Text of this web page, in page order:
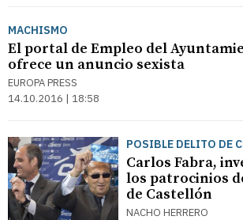
MACHISMO
El portal de Empleo del
ofrece un anuncio sexista
EUROPA PRESS
14.10.2016 | 18:58
POSIBLE DELITO DE
Carlos Fabra,
los patrocinios
de Castellón
NACHO HERRERO